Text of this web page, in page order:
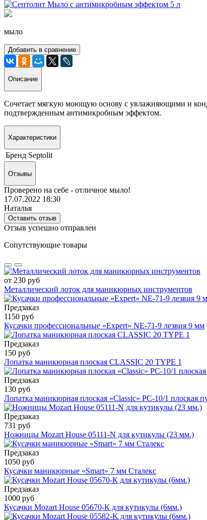
мыло
Добавить в сравнение
Описание
Сочетает мягкую моющую основу с увлажняющими и
подтвержденным антимикробным эффектом.
Характеристики
Бренд Septolit
Отзывы
Проверено на себе - отличное мыло!
17.07.2022 18:30
Наталья
Оставить отзыв
Отзыв успешно отправлен
Сопутствующие товары
от 230 руб
Металлический лоток для маникюрных инструментов
Предзаказ
1150 руб
Кусачки профессиональные «Expert» NE-71-9 лезвия 9 мм
Предзаказ
150 руб
Лопатка маникюрная плоская CLASSIC 20 TYPE 1
Предзаказ
130 руб
Лопатка маникюрная плоская «Classic» PC-10/1 плоская
Предзаказ
731 руб
Ножницы Mozart House 05111-N для кутикулы (23 мм.)
Предзаказ
1050 руб
Кусачки маникюрные «Smart» 7 мм Сталекс
Предзаказ
1000 руб
Кусачки Mozart House 05670-К для кутикулы (6мм.)